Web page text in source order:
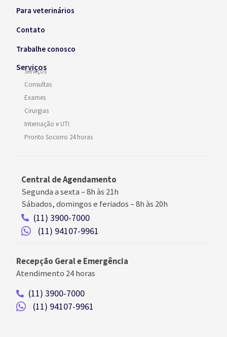
Para veterinários
Contato
Trabalhe conosco
Serviços
Serviços
Consultas
Exames
Cirurgias
Internação e UTI
Pronto Socorro 24 horas
Central de Agendamento
Segunda a sexta –8h às 21h
Sábados, domingos e feriados–8h às 20h
(11) 3900-7000
(11) 94107-9961
Recepção Geral e Emergência
Atendimento 24 horas
(11) 3900-7000
(11) 94107-9961